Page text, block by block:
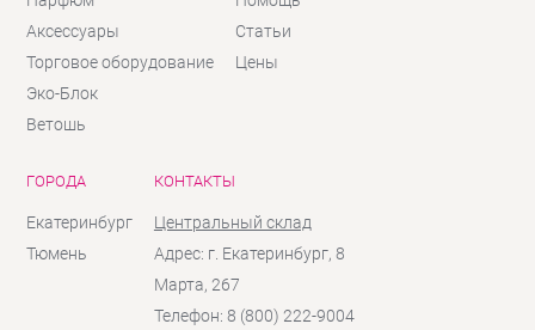
Аксессуары
Торговое оборудование
Эко-Блок
Ветошь
Статьи
Цены
ГОРОДА
Екатеринбург
Тюмень
КОНТАКТЫ
Центральный склад
Адрес: г. Екатеринбург, 8
Марта, 267
Телефон: 8 (800) 222-9004